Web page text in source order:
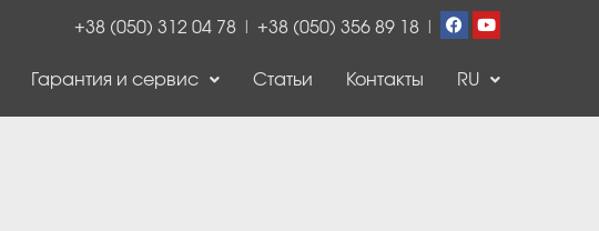
+38 (050) 312 04 78 +38 (050) 356 89 18
Гарантия и сервис Статьи Контакты RU